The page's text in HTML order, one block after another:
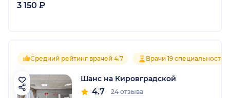
3 150 ₽
Средний рейтинг врачей 4.7 Врачи 19 специальностей
Шанс на Кировградской
4.7 24 отзыва